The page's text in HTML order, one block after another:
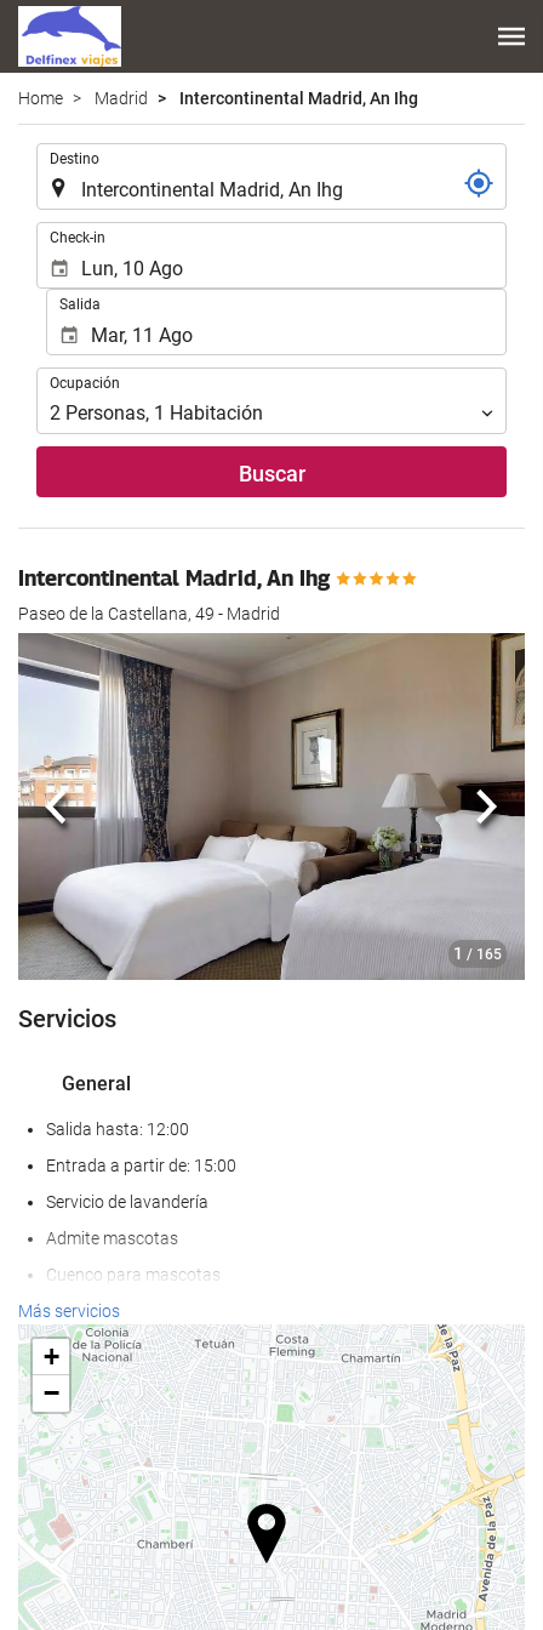
Home Madrid Intercontinental Madrid, An Ihg
Destino
Check-in
Salida
Ocupación
Ocupación
2 Personas, 1 Habitación
Buscar
Intercontinental Madrid, An Ihg
Paseo de la Castellana, 49 - Madrid
1 / 165
Anterior
Servicios
General
Salida hasta: 12:00
Entrada a partir de: 15:00
Servicio de lavandería
Admite mascotas
Cuenco para mascotas
Aire Acondicionado
Calefacción
Ascensor
AAdaptado para personas con movilidad reducida
Habitaciones No fumadores
Hotel no fumadores
Zona de fumadores
Habitaciones insonorizadas
Más servicios
+
−